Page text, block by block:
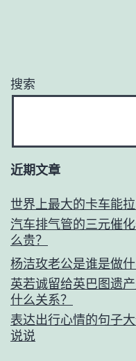
搜索
近期文章
世界上最大的卡车能
汽车排气管的三元催
么贵？
杨洁玫老公是谁是做
英若诚留给英巴图遗
什么关系？
表达出行心情的句子
说说